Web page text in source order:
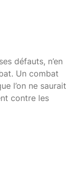
défauts, n’en
Un combat
l’on ne saurait
contre les